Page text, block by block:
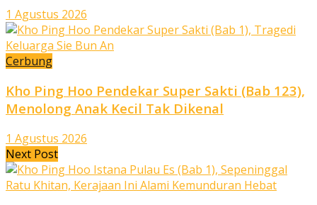
1 Agustus 2026
Cerbung
Kho Ping Hoo Pendekar Super Sakti (Bab 123),
Menolong Anak Kecil Tak Dikenal
1 Agustus 2026
Next Post